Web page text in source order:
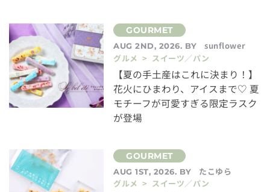
AUG 2ND, 2026. BY
sunflower
グルメ > スイーツ／パン
【夏の手土産はこれに決まり！】
花火にひまわり、アイスまで♡ 夏
モチーフが可愛すぎる限定ラスク
が登場
AUG 1ST, 2026. BY
たこゆら
グルメ > スイーツ／パン